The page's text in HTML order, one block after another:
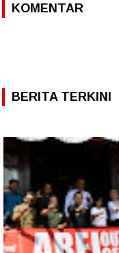
KOMENTAR
BERITA TERKINI